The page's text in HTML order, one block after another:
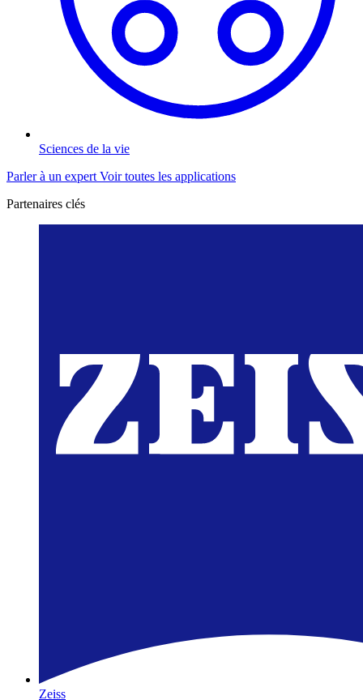
Sciences de la vie
Parler à un expert Voir toutes les applications
Partenaires clés
Zeiss